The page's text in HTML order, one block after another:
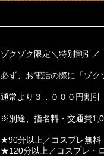
ゾクゾク限定＼特別割引／
必ず、お電話の際に「ゾク
通常より３，０００円割引
※別途、指名料・交通費
★90分以上／コスプ
★120分以上／コスプレ・